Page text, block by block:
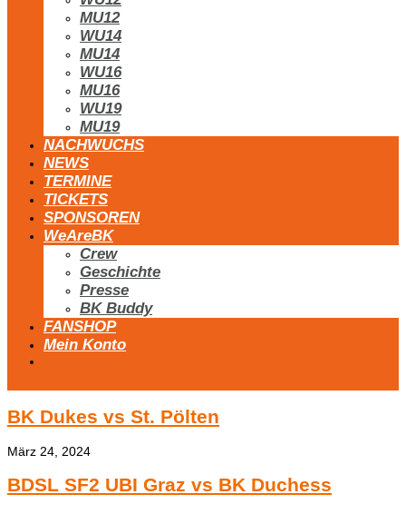
MU12
WU14
MU14
WU16
MU16
WU19
MU19
NACHWUCHS
NEWS
TERMINE
TICKETS
SPONSOREN
WeAreBK
Crew
Geschichte
Presse
BK Buddy
FANSHOP
Mein Konto
BK Dukes vs St. Pölten
März 24, 2024
BDSL SF2 UBI Graz vs BK Duchess